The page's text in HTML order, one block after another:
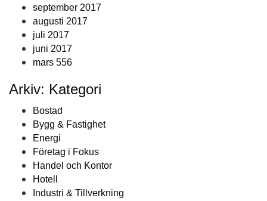
september 2017
augusti 2017
juli 2017
juni 2017
mars 556
Arkiv: Kategori
Bostad
Bygg & Fastighet
Energi
Företag i Fokus
Handel och Kontor
Hotell
Industri & Tillverkning